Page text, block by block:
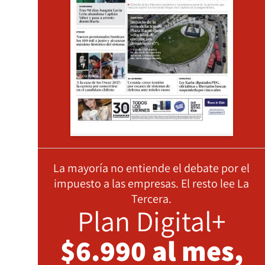
La mayoría no entiende el debate por el
impuesto a las empresas. El resto lee La
Tercera.
Plan Digital+
$6.990 al mes,